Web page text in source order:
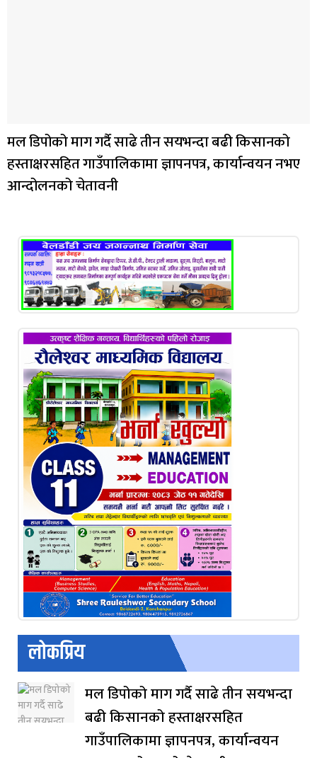
मल डिपोको माग गर्दै साढे तीन सयभन्दा बढी किसानको
हस्ताक्षरसहित गाउँपालिकामा ज्ञापनपत्र, कार्यान्वयन नभए
आन्दोलनको चेतावनी
लोकप्रिय
मल डिपोको माग गर्दै साढे तीन सयभन्दा
बढी किसानको हस्ताक्षरसहित
गाउँपालिकामा ज्ञापनपत्र, कार्यान्वयन